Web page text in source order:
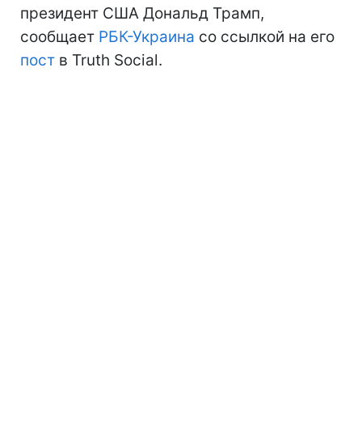
президент США Дональд Трамп,
сообщает РБК-Украина со ссылкой на его
пост в Truth Social.